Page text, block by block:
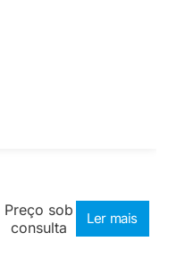
Preço sob
consulta
Ler mais